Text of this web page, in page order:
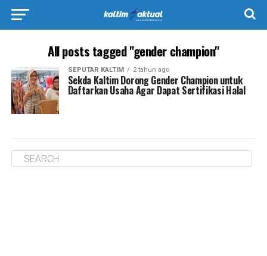
All posts tagged "gender champion"
SEPUTAR KALTIM 2 tahun ago
Sekda Kaltim Dorong Gender Champion untuk
Daftarkan Usaha Agar Dapat Sertifikasi Halal